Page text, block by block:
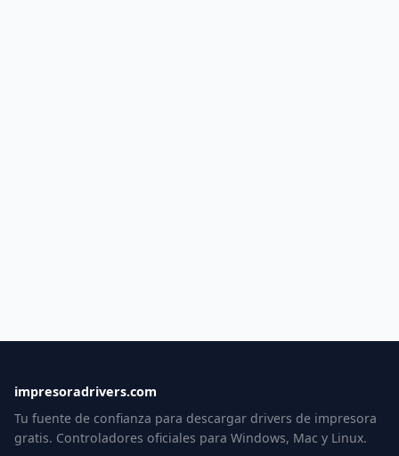
impresoradrivers.com
Tu fuente de confianza para descargar drivers de impresora
gratis. Controladores oficiales para Windows, Mac y Linux.